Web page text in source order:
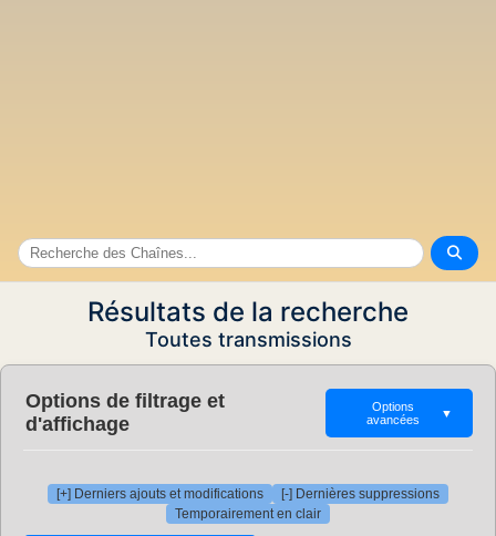
Résultats de la recherche
Toutes transmissions
Options de filtrage et
d'affichage
Options
avancées
▼
[+] Derniers ajouts et modifications
[-] Dernières suppressions
Temporairement en clair